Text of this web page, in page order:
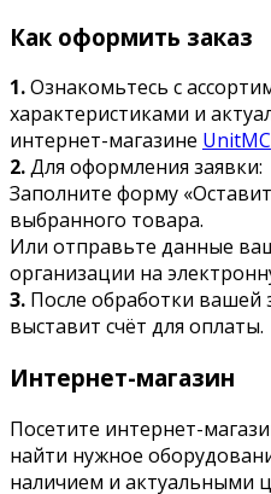
Как оформить заказ
1.Ознакомьтесь с
характеристиками и
интернет-магазине UnitMC
2.Для оформления заявки:
Заполните форму
выбранного товара.
Или отправьте данные
организации на
3. После обработки
выставит счёт для оплаты.
Интернет-магазин
Посетите интернет-
найти нужное
наличием и актуальными